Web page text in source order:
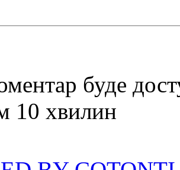
буде
10 хвилин